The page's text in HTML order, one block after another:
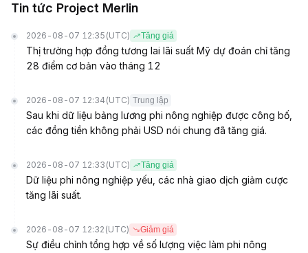
Tin tức Project Merlin
2026-08-07 12:35 (UTC) Tăng giá
Thị trường hợp đồng tương lai lãi suất Mỹ dự đoán chỉ tăng
28 điểm cơ bản vào tháng 12
2026-08-07 12:34 (UTC) Trung lập
Sau khi dữ liệu bảng lương phi nông nghiệp được công bố,
các đồng tiền không phải USD nói chung đã tăng giá.
2026-08-07 12:33 (UTC) Tăng giá
Dữ liệu phi nông nghiệp yếu, các nhà giao dịch giảm cược
tăng lãi suất.
2026-08-07 12:32 (UTC) Giảm giá
Sự điều chỉnh tổng hợp về số lượng việc làm phi nông